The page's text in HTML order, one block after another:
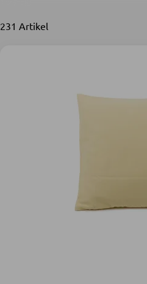
231 Artikel